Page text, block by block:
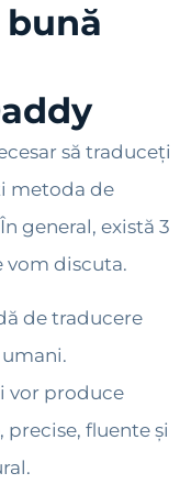
să traduceți
metoda de
general, există 3
vom discuta.
de traducere
vor produce
fluente și